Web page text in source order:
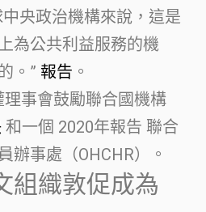
央政治機構來說，這是
為公共利益服務的機
。” 報告 。
事會鼓勵聯合國機構
和一個 2020年報告 聯合
辦事處（OHCHR）。
組織敦促成為